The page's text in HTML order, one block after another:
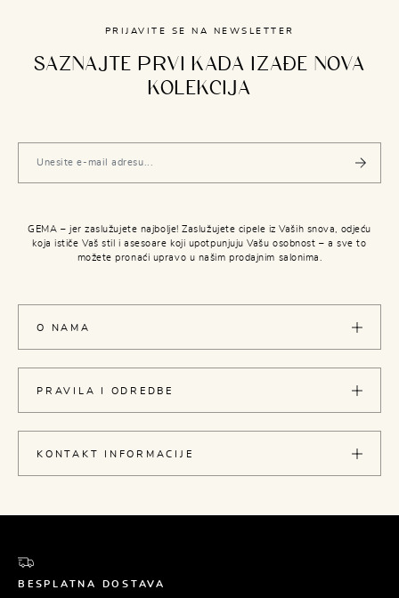
PRIJAVITE SE NA NEWSLETTER
SAZNAJTE PRVI KADA IZAĐE NOVA
KOLEKCIJA
GEMA – jer zaslužujete najbolje! Zaslužujete cipele iz Vaših snova, odjeću
koja ističe Vaš stil i asesoare koji upotpunjuju Vašu osobnost – a sve to
možete pronaći upravo u našim prodajnim salonima.
O NAMA
PRAVILA I ODREDBE
KONTAKT INFORMACIJE
BESPLATNA DOSTAVA